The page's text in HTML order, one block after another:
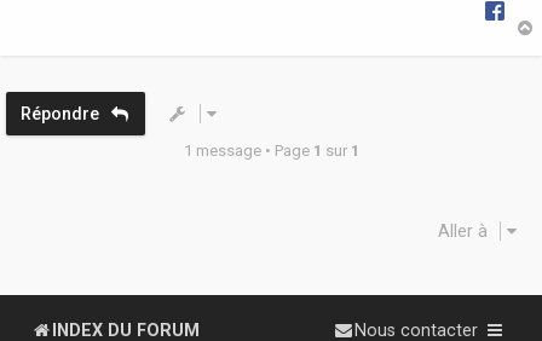
Répondre
1 message • Page 1 sur 1
Aller à
INDEX DU FORUM Nous contacter